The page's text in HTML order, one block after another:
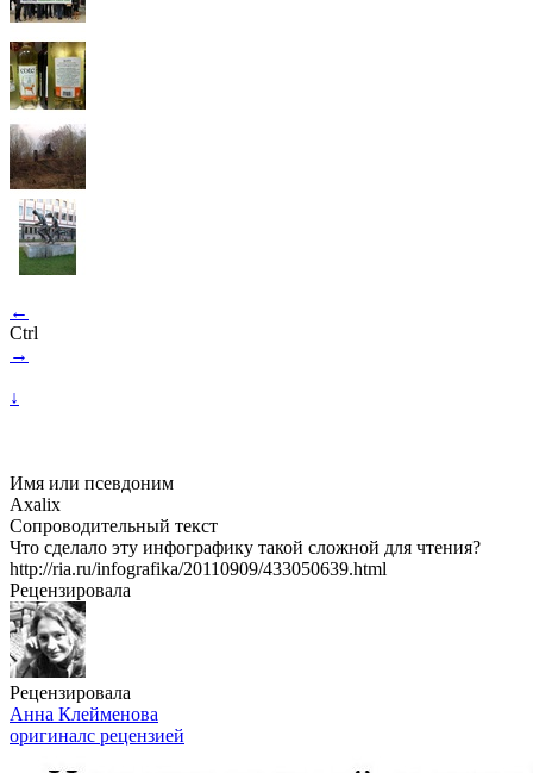
←
Ctrl
→
↓
Имя или псевдоним
Axalix
Сопроводительный текст
Что сделало эту инфографику такой сложной для чтения?
http://ria.ru/infografika/20110909/433050639.html
Рецензировала
Рецензировала
Анна Клейменова
оригиналс рецензией